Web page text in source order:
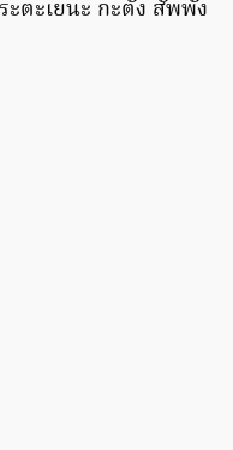
ะตะเยนะ กะตัง สัพพัง